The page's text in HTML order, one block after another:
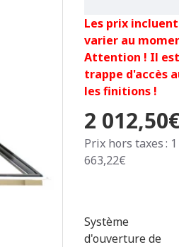
Les prix
varier au
Attention ! Il
trappe d'accès
les finitions !
2
Prix hors taxes : 1
663,22€
Système
d'ouverture de